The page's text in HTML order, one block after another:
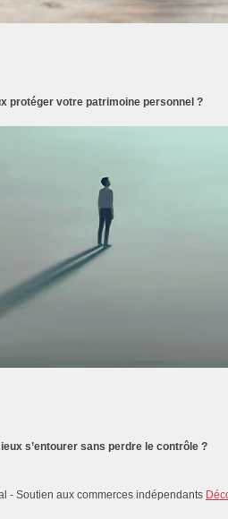
protéger votre patrimoine personnel ?
s’entourer sans perdre le contrôle ?
- Soutien aux commerces indépendants